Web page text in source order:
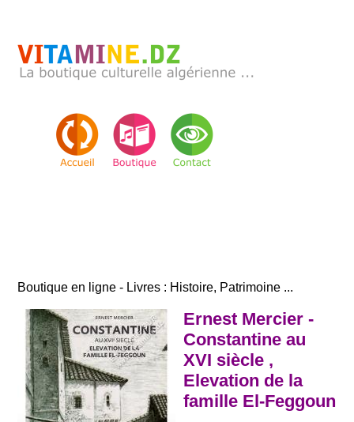
Boutique en ligne - Livres : Histoire, Patrimoine ...
Ernest Mercier -
Constantine au
XVI siècle ,
Elevation de la
famille El-Feggoun